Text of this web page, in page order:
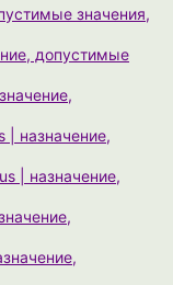
значения,
допустимые
| назначение,
| назначение,